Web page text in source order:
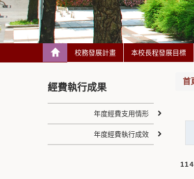
校務發展計畫 本校長程發展目標
首
經費執行成果
年度經費支用情形
年度經費執行成效